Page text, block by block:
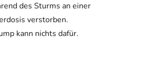
des Sturms an einer
verstorben.
kann nichts dafür.